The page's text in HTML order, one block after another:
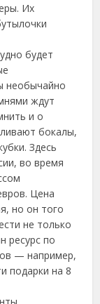
Их
будет
необычайно
ждут
и о
бокалы,
Здесь
во время
Цена
но он того
не только
ресурс по
— например,
подарки на 8